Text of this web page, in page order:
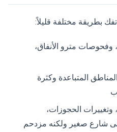
بطريقة مختلفة قليلاً:
مترو الأنفاق،
المتباعدة وكثرة
وتغييرات الحجوزات،
شارع صغير ولكنه مزدحم